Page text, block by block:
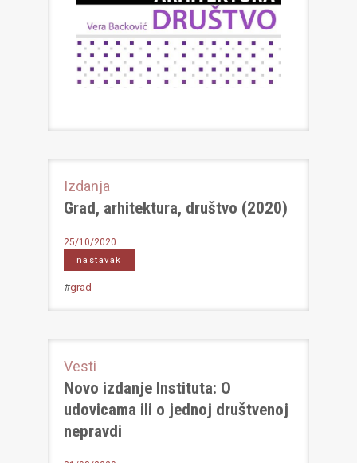
Izdanja
Grad, arhitektura, društvo (2020)
25/10/2020
nastavak
#grad
Vesti
Novo izdanje Instituta: O
udovicama ili o jednoj društvenoj
nepravdi